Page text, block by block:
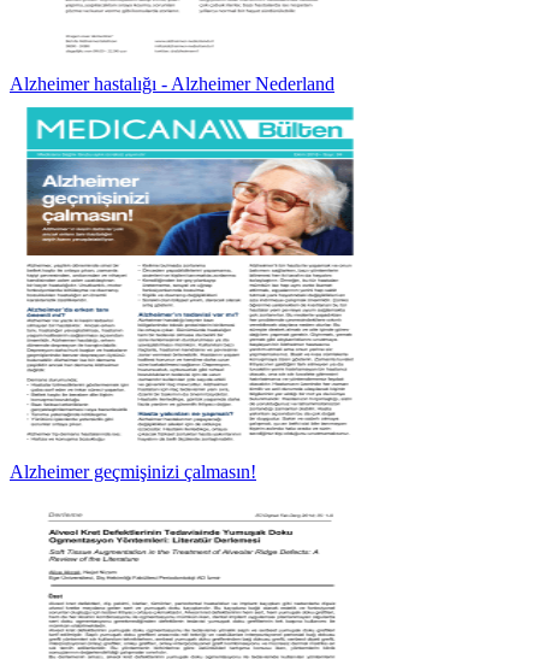
Alzheimer hastalığı - Alzheimer Nederland
Alzheimer geçmişinizi çalmasın!